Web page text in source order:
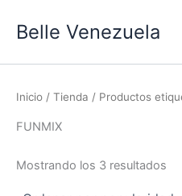
Belle Venezuela
Inicio / Tienda / Productos
FUNMIX
Mostrando los 3 resultados